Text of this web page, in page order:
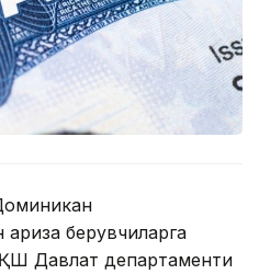
ариза берувчиларга
Давлат департаменти